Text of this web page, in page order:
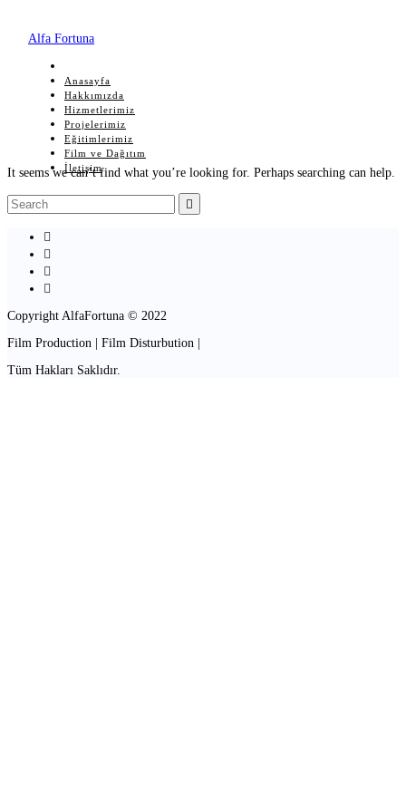
Alfa Fortuna
Anasayfa
Hakkımızda
Hizmetlerimiz
Projelerimiz
Eğitimlerimiz
Film ve Dağıtım
İletişim
It seems we can’t find what you’re looking for. Perhaps searching can help.
Copyright AlfaFortuna © 2022
Film Production | Film Disturbution |
Tüm Hakları Saklıdır.